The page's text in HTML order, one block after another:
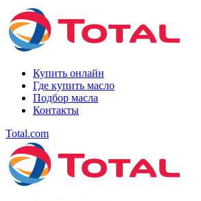
Купить онлайн
Где купить масло
Подбор масла
Контакты
Total.com